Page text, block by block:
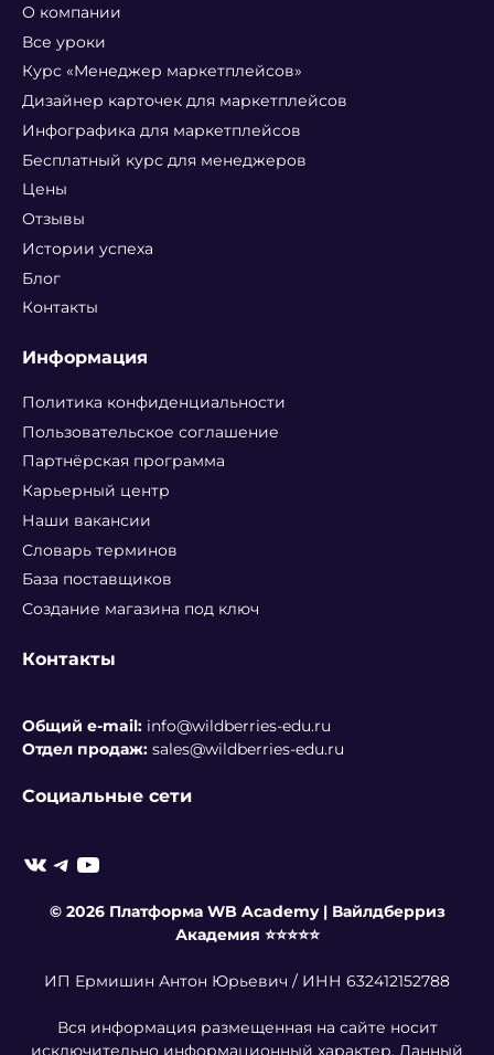
О компании
Все уроки
Курс «Менеджер маркетплейсов»
Дизайнер карточек для маркетплейсов
Инфографика для маркетплейсов
Бесплатный курс для менеджеров
Цены
Отзывы
Истории успеха
Блог
Контакты
Информация
Политика конфиденциальности
Пользовательское соглашение
Партнёрская программа
Карьерный центр
Наши вакансии
Словарь терминов
База поставщиков
Создание магазина под ключ
Контакты
Общий e-mail: info@wildberries-edu.ru
Отдел продаж: sales@wildberries-edu.ru
Социальные сети
ВКонтакте
Telegram
YouTube
© 2026 Платформа WB Academy | Вайлдберриз
Академия ⭐️⭐️⭐️⭐️⭐️
ИП Ермишин Антон Юрьевич / ИНН 632412152788
Вся информация размещенная на сайте носит
исключительно информационный характер. Данный